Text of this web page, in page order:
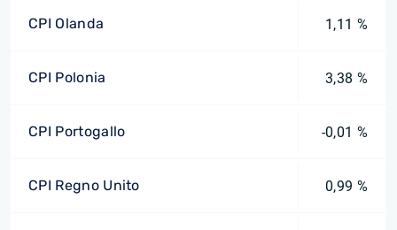
CPI Olanda 1,11 %
CPI Polonia 3,38 %
CPI Portogallo -0,01 %
CPI Regno Unito 0,99 %